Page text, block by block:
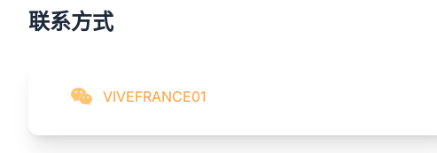
联系方式
VIVEFRANCE01